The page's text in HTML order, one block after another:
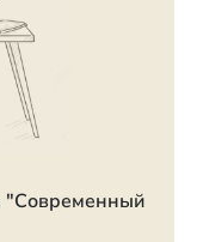
"Современный